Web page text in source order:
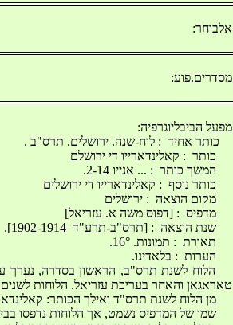
אלבוחר:
מסדרים.פוע:
מפעל הביבליוגרפיה:
כותר אחיד ‬ :‫ לוח-שנה. ירושלים. תרס"ב . ‬
‫ כותר ‬ :‫ קאלינדארייו די ירושלם ‬
‫ המשך כותר ‬ :‫ ... אנייו 2-14. ‬
‫ כותר נוסף ‬ :‫ קאלינדארייו די ירושלים ‬
‫ מקום הוצאה ‬ :‫ ירושלים ‬
‫ מדפיס ‬ :‫ [דפוס משה א. עזריאל] ‬
‫ שנת הוצאה ‬ :‫ [תרס"ב-תרע"ד ‬ 1902-1914].
‫ תאורת ‬ :‫ תמונות. 16°. ‬
‫ הערות ‬ :‫ בלאדינו. ‬
הלוח לשנת תרס"ב, הראשון בסדרה, נערך
טאראגאן והאחר בעריכת עזריאל. הלוחות
מן הלוח לשנת תרס"ד ואילך הכותר:
שמו של המדפיס נשמט, אך הלוחות נדפסו